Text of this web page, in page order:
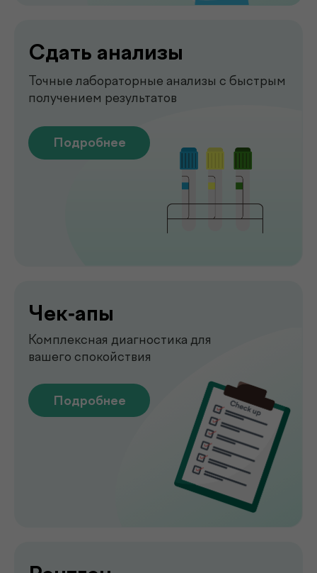
Рентген
Быстрая и точная диагностика состояния
костей и внутренних органов
Узи
УЗИ-обследование для быстрой
Укрепление мышц тазового
Подробнее